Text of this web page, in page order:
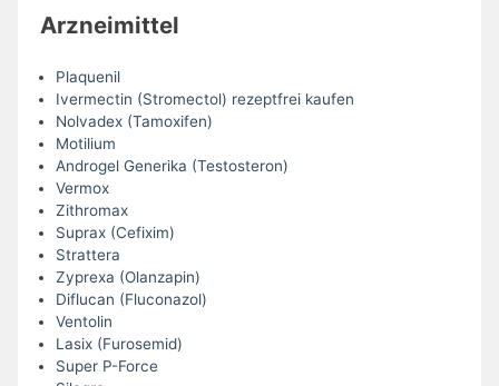
Arzneimittel
Plaquenil
Ivermectin (Stromectol) rezeptfrei kaufen
Nolvadex (Tamoxifen)
Motilium
Androgel Generika (Testosteron)
Vermox
Zithromax
Suprax (Cefixim)
Strattera
Zyprexa (Olanzapin)
Diflucan (Fluconazol)
Ventolin
Lasix (Furosemid)
Super P-Force